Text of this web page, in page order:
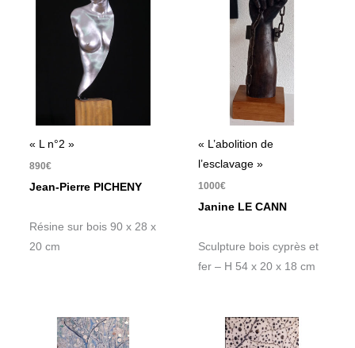
« L n°2 »
890€
Jean-Pierre PICHENY
Résine sur bois 90 x 28 x
20 cm
« L’abolition de
l’esclavage »
1000€
Janine LE CANN
Sculpture bois cyprès et
fer – H 54 x 20 x 18 cm